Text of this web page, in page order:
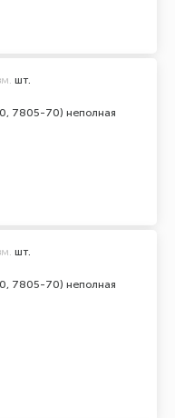
7805-70) неполная
шт.
7805-70) неполная
шт.